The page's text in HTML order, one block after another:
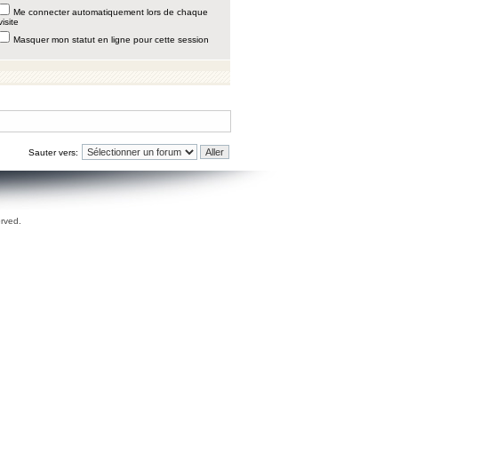
Me connecter automatiquement lors de chaque
Masquer mon statut en ligne pour cette session
Sauter vers: